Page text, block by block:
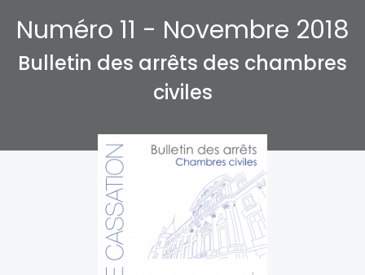
Numéro 11 - Novembre 2018
Bulletin des arrêts des chambres
civiles